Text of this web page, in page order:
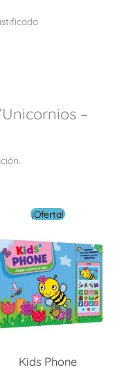
–
¡Oferta!
Kids Phone
El
original
era:
$ 30.00.
es:
$